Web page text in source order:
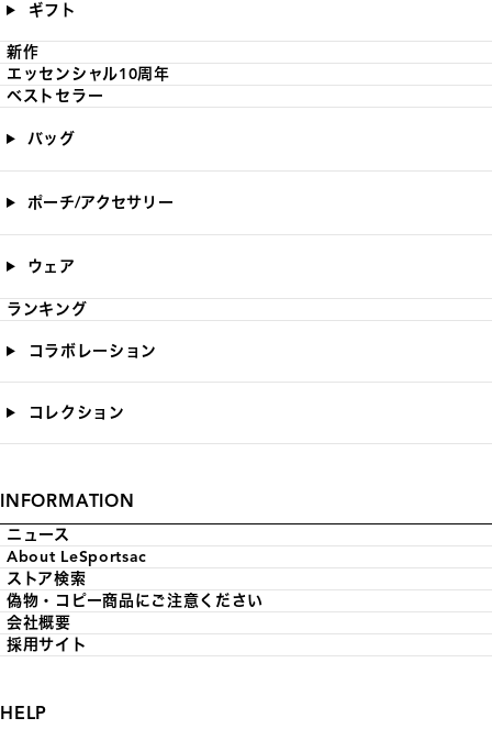
ギフト
新作
エッセンシャル10周年
ベストセラー
バッグ
ポーチ/アクセサリー
ウェア
ランキング
コラボレーション
コレクション
INFORMATION
ニュース
About LeSportsac
ストア検索
偽物・コピー商品にご注意ください
会社概要
採用サイト
HELP